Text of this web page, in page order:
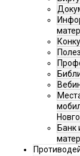
Банк